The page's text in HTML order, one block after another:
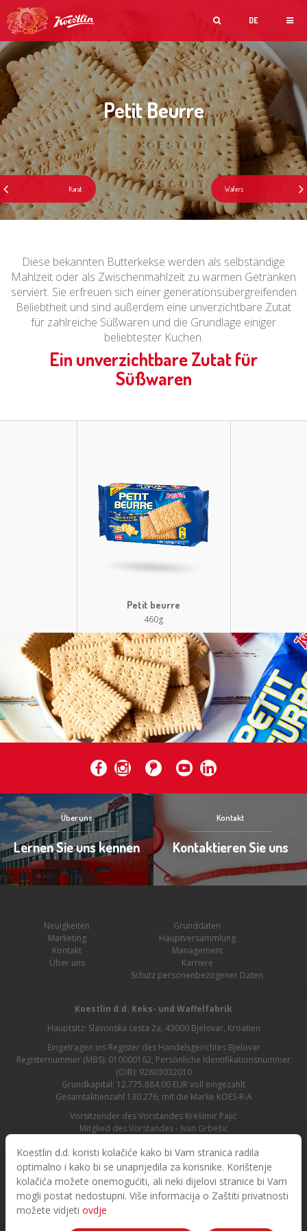
Koestlin d.d. koristi kolačiće kako bi Vam stranica radila
optimalno i kako bi se unaprijedila za korisnike. Korištenje
kolačića možete onemogućiti, ali neki dijelovi stranice bi Vam
mogli postat nedostupni. Više informacija o Zaštiti privatnosti
možete vidjeti ovdje
DE
Petit Beurre
Diese bekannten Butterkekse werden als selbständige
Mahlzeit oder als Zwischenmahlzeit zu warmen Getränken
serviert. Sie erfreuen sich einer generationsübergreifenden
Beliebtheit und sind außerdem eine unverzichtbare Zutat
für zahlreiche Süßwaren und die Grundlage einiger
beliebtester Kuchen.
Ein unverzichtbare Zutat für
Süßwaren
Petit beurre
460g
Über uns
Lernen Sie uns kennen
Kontakt
Kontaktieren Sie uns
Neuigkeiten
Marketing
Kontakt
Über uns
Grunddaten
Hauptversammlung
Management
Karriere
Schutz personenbezogener Daten
Koestlin d.d. Keks- und Waffelfabrik
Hauptsitz: Slavonska cesta 2a, 43000 Bjelovar, Kroatien
Eingetragen ins Register des Handelsgerichtes Bjelovar
Registernummer (MBS): 010000162, Persönliche Identifikationsnummer
(OIB): 92803032010
Grundkapital: 12.775.884,00 EUR voll eingezahlt
Gesamtaktienzahl 130.276, mit die Marke KOES-R-A
Vorsitzender des Vorstandes Krešimir Pajić
Mitglied des Vorstandes - Ivan Grbešić
© 2026. Koestlin. Alle Rechte vorbehalten.